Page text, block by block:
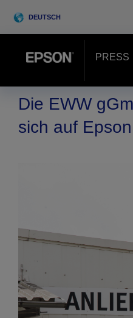
DEUTSCH
PRESS
Anwenderberichte
Search
for:
Die EWW
sich auf